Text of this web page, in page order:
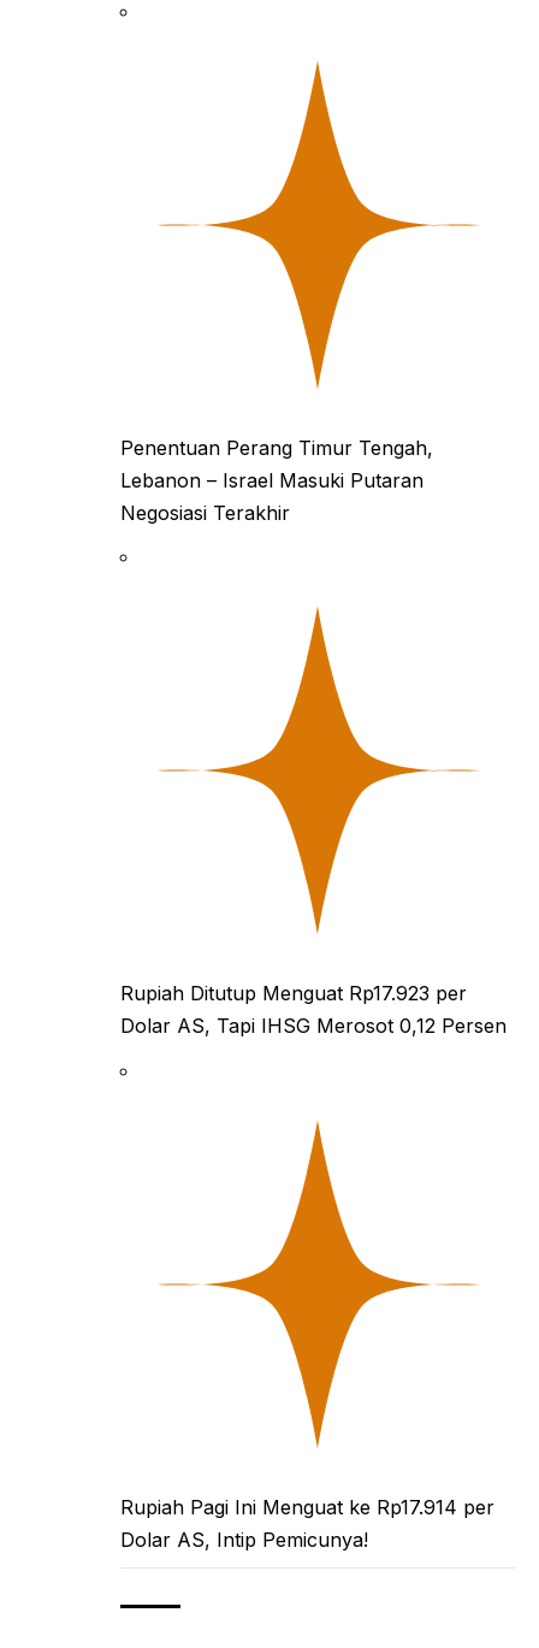
Penentuan Perang Timur Tengah,
Lebanon – Israel Masuki Putaran
Negosiasi Terakhir
Rupiah Ditutup Menguat Rp17.923 per
Dolar AS, Tapi IHSG Merosot 0,12 Persen
Rupiah Pagi Ini Menguat ke Rp17.914 per
Dolar AS, Intip Pemicunya!